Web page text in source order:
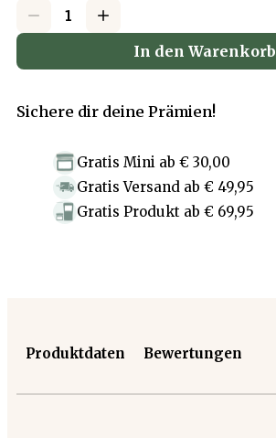
In den Warenkorb
Sichere dir deine Prämien!
Gratis Mini ab € 30,00
Gratis Versand ab € 49,95
Gratis Produkt ab € 69,95
Produktdaten Bewertungen